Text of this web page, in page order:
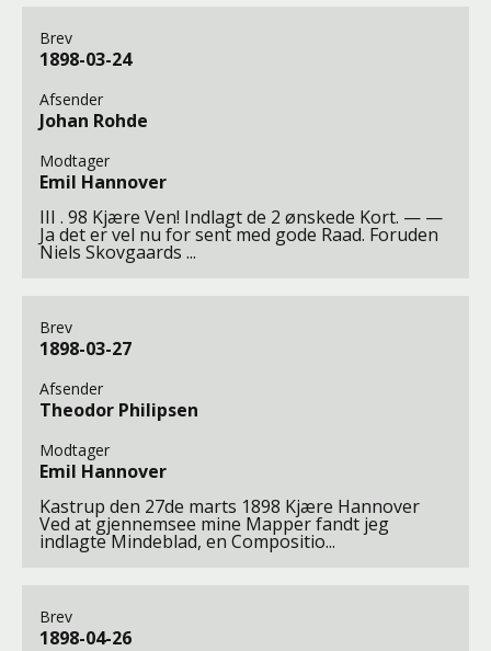
Brev
1898-03-24
Afsender
Johan Rohde
Modtager
Emil Hannover
III . 98 Kjære Ven! Indlagt de 2 ønskede Kort. — —
Ja det er vel nu for sent med gode Raad. Foruden
Niels Skovgaards ...
Brev
1898-03-27
Afsender
Theodor Philipsen
Modtager
Emil Hannover
Kastrup den 27de marts 1898 Kjære Hannover
Ved at gjennemsee mine Mapper fandt jeg
indlagte Mindeblad, en Compositio...
Brev
1898-04-26